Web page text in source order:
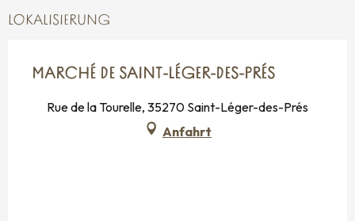
LOKALISIERUNG
MARCHÉ DE SAINT-LÉGER-DES-PRÉS
Rue de la Tourelle, 35270 Saint-Léger-des-Prés
Anfahrt